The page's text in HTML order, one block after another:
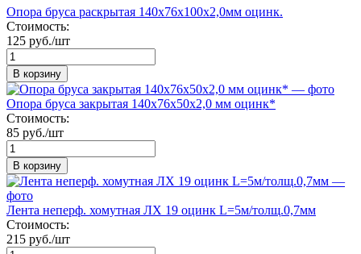
Опора бруса раскрытая 140х76х100х2,0мм оцинк.
Стоимость:
125 руб./шт
В корзину
Опора бруса закрытая 140х76х50х2,0 мм оцинк*
Стоимость:
85 руб./шт
В корзину
Лента неперф. хомутная ЛХ 19 оцинк L=5м/толщ.0,7мм
Стоимость:
215 руб./шт